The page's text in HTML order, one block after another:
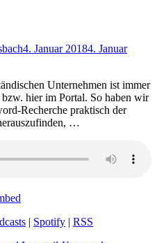
4. Januar 20184. Januar
Unternehmen ist immer
hier im Portal. So haben wir
Recherche praktisch der
…
| Spotify | RSS